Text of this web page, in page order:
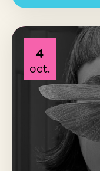
4
oct.